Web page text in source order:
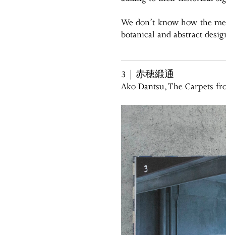
We don’t know how the
botanical and abstract
3｜赤穂緞通
Ako Dantsu, The Carpets